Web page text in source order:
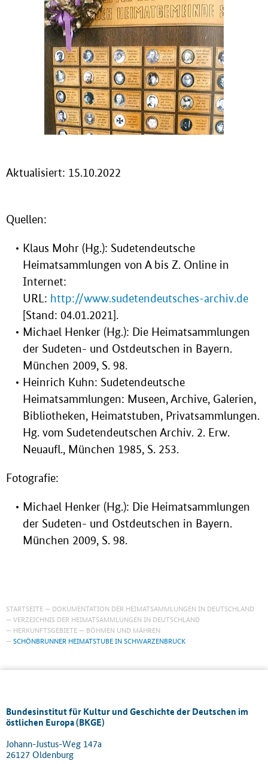
Aktualisiert: 15.10.2022
Quellen:
Klaus Mohr (Hg.): Sudetendeutsche
Heimatsammlungen von A bis Z. Online in
Internet:
URL: http://www.sudetendeutsches-archiv.de
[Stand: 04.01.2021].
Michael Henker (Hg.): Die Heimatsammlungen
der Sudeten- und Ostdeutschen in Bayern.
München 2009, S. 98.
Heinrich Kuhn: Sudetendeutsche
Heimatsammlungen: Museen, Archive, Galerien,
Bibliotheken, Heimatstuben, Privatsammlungen.
Hg. vom Sudetendeutschen Archiv. 2. Erw.
Neuaufl., München 1985, S. 253.
Fotografie:
Michael Henker (Hg.): Die Heimatsammlungen
der Sudeten- und Ostdeutschen in Bayern.
München 2009, S. 98.
STARTSEITE
DOKUMENTATION DER HEIMATSAMMLUNGEN IN DEUTSCHLAND
VERZEICHNIS DER HEIMATSAMMLUNGEN IN DEUTSCHLAND
HERKUNFTSGEBIETE
BÖHMEN UND MÄHREN
SCHÖNBRUNNER HEIMATSTUBE IN SCHWARZENBRUCK
Bundesinstitut für Kultur und Geschichte der Deutschen im
östlichen Europa (BKGE)
Johann-Justus-Weg 147a
26127 Oldenburg